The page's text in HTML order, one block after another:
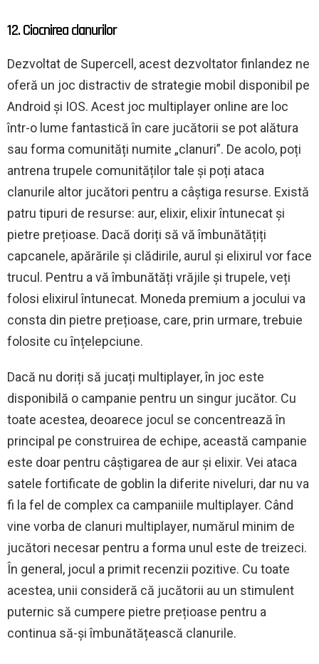
12. Ciocnirea clanurilor
Dezvoltat de Supercell, acest dezvoltator finlandez ne
oferă un joc distractiv de strategie mobil disponibil pe
Android și IOS. Acest joc multiplayer online are loc
într-o lume fantastică în care jucătorii se pot alătura
sau forma comunități numite „clanuri”. De acolo, poți
antrena trupele comunităților tale și poți ataca
clanurile altor jucători pentru a câștiga resurse. Există
patru tipuri de resurse: aur, elixir, elixir întunecat și
pietre prețioase. Dacă doriți să vă îmbunătățiți
capcanele, apărările și clădirile, aurul și elixirul vor face
trucul. Pentru a vă îmbunătăți vrăjile și trupele, veți
folosi elixirul întunecat. Moneda premium a jocului va
consta din pietre prețioase, care, prin urmare, trebuie
folosite cu înțelepciune.
Dacă nu doriți să jucați multiplayer, în joc este
disponibilă o campanie pentru un singur jucător. Cu
toate acestea, deoarece jocul se concentrează în
principal pe construirea de echipe, această campanie
este doar pentru câștigarea de aur și elixir. Vei ataca
satele fortificate de goblin la diferite niveluri, dar nu va
fi la fel de complex ca campaniile multiplayer. Când
vine vorba de clanuri multiplayer, numărul minim de
jucători necesar pentru a forma unul este de treizeci.
În general, jocul a primit recenzii pozitive. Cu toate
acestea, unii consideră că jucătorii au un stimulent
puternic să cumpere pietre prețioase pentru a
continua să-și îmbunătățească clanurile.